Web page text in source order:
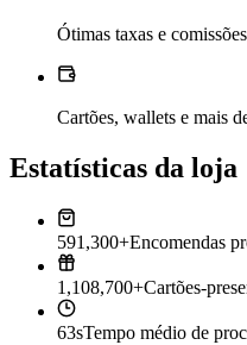
Ótimas taxas e
Cartões, wallets e mais
Estatísticas da loja
591,300+Encomendas
1,108,700+Cartões-
63sTempo médio de